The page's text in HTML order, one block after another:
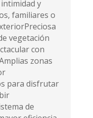
y
familiares o
vegetación
con
zonas
para disfrutar
de